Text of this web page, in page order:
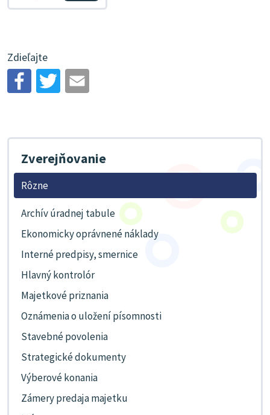
Zdieľajte
Zverejňovanie
Rôzne
Archív úradnej tabule
Ekonomicky oprávnené náklady
Interné predpisy, smernice
Hlavný kontrolór
Majetkové priznania
Oznámenia o uložení písomnosti
Stavebné povolenia
Strategické dokumenty
Výberové konania
Zámery predaja majetku